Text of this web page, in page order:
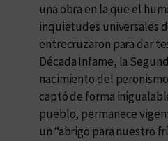
una obra en la que el
inquietudes universales
entrecruzaron para dar
Década Infame, la
nacimiento del
captó de forma
pueblo, permanece
un “abrigo para nuestro